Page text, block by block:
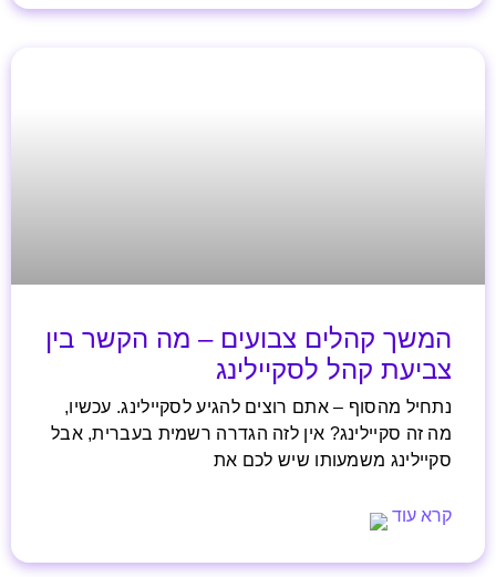
המשך קהלים צבועים – מה הקשר בין
צביעת קהל לסקיילינג
נתחיל מהסוף – אתם רוצים להגיע לסקיילינג. עכשיו,
מה זה סקיילינג? אין לזה הגדרה רשמית בעברית, אבל
סקיילינג משמעותו שיש לכם את
קרא עוד